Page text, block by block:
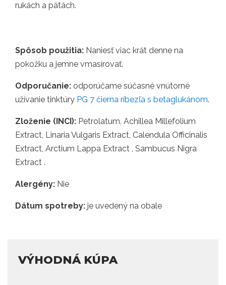
rukách a pätách.
Spôsob použitia: Naniesť viac krát denne na
pokožku a jemne vmasírovať.
Odporučanie: odporúčame súčasné vnútorné
užívanie tinktúry PG 7 čierna ríbezľa s betaglukánom.
Zloženie (INCI): Petrolatum, Achillea Millefolium
Extract, Linaria Vulgaris Extract, Calendula Officinalis
Extract, Arctium Lappa Extract , Sambucus Nigra
Extract .
Alergény: Nie
Dátum spotreby: je uvedený na obale
VÝHODNÁ KÚPA